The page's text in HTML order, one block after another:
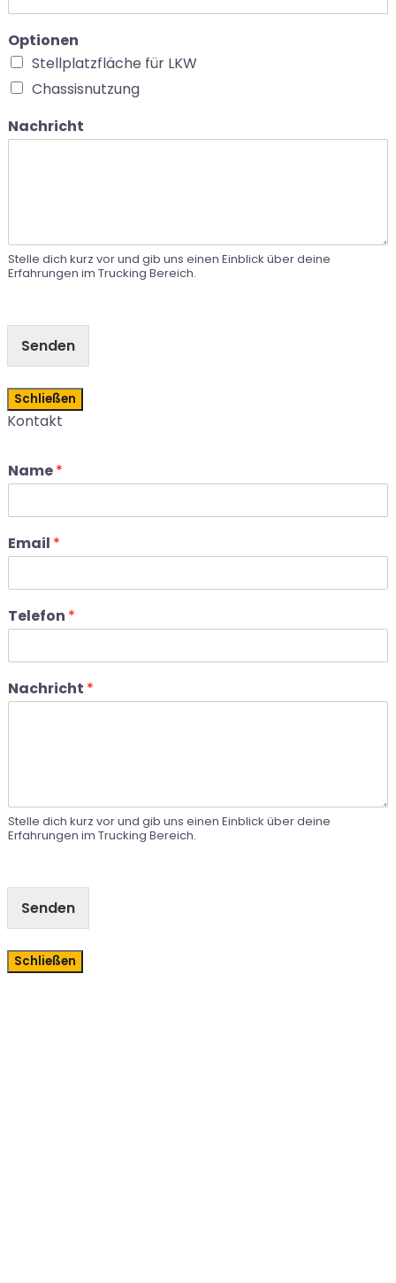
Optionen
Stellplatzfläche für LKW
Chassisnutzung
Nachricht
Stelle dich kurz vor und gib uns einen Einblick über deine
Erfahrungen im Trucking Bereich.
Senden
Schließen
Kontakt
Name*
Email *
Telefon *
Nachricht *
Stelle dich kurz vor und gib uns einen Einblick über deine
Erfahrungen im Trucking Bereich.
Senden
Schließen